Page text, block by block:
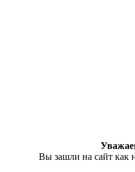
Вы зашли на сайт как